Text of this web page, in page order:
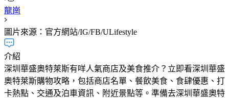
龍崗
圖片來源：官方網站/IG/FB/ULifestyle
介紹
深圳華盛奧特萊斯有咩人氣商店及美食推介？立即看深圳華盛
奧特萊斯購物攻略，包括商店名單、餐飲美食、食肆優惠、打
卡熱點、交通及泊車資訊、附近景點等。準備去深圳華盛奧特